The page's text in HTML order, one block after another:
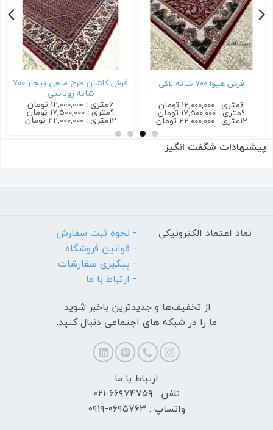
فرش هیوا ۷۰۰ شانه لاکی
6متری : 12,000,000 تومان
9متری : 17,500,000 تومان
12متری : 22,000,000 تومان
فرش کاشان طرح ماهی بیجار ۷۰۰
شانه روناسی
6متری : 12,000,000 تومان
9متری : 17,500,000 تومان
12متری : 22,000,000 تومان
پیشنهادات شگفت انگیز
نماد اعتماد الکترونیکی
- نحوه ثبت سفارش
- قوانین فروشگاه
- پیگیری سفارشات
- ارتباط با ما
از تخفیف‌ها و جدیدترین‌ باخبر شوید.
ما را در شبکه های اجتماعی دنبال کنید.
ارتباط با ما
تلفن : ۶۶۹۷۴۷۵۹-۰۲۱
واتساپ : ۰۶۹۵۷۶۳-۰۹۱۹